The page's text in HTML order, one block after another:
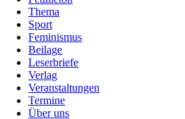
Thema
Sport
Feminismus
Beilage
Leserbriefe
Verlag
Veranstaltungen
Termine
Über uns